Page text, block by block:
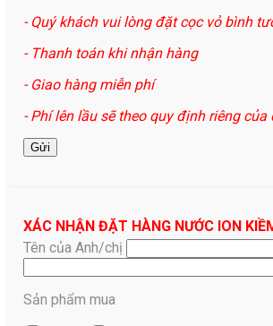
- Quý khách vui lòng đặt cọc vỏ bình
- Thanh toán khi nhận hàng
- Giao hàng miễn phí
- Phí lên lầu sẽ theo quy định riêng của
XÁC NHẬN ĐẶT HÀNG NƯỚC ION
Tên của Anh/chị
Sản phẩm mua